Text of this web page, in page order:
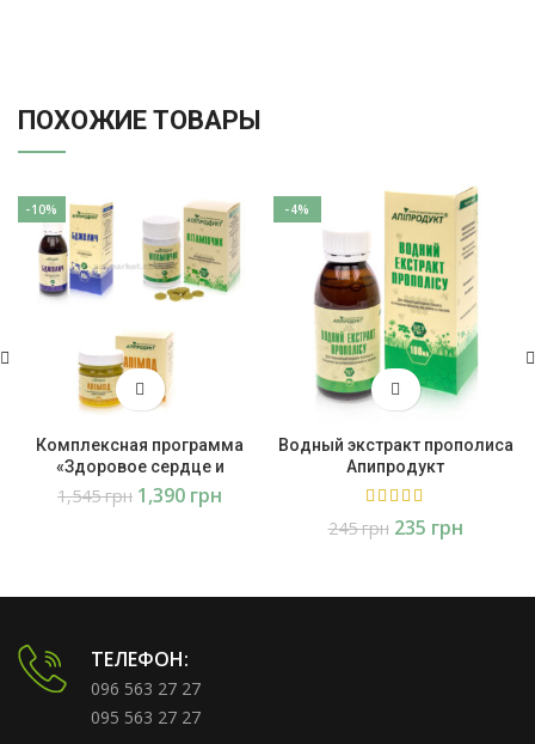
ПОХОЖИЕ ТОВАРЫ
-10%
Комплексная программа
«Здоровое сердце и
сосуды», Этап 1 Апипродукт
1,545грн 1,390 грн
-4%
Водный экстракт прополиса
Апипродукт
245грн 235 грн
ТЕЛЕФОН:
096 563 27 27
095 563 27 27